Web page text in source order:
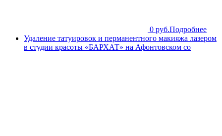
0 руб.Подробнее
Удаление татуировок и перманентного макияжа лазером
в студии красоты «БАРХАТ» на Афонтовском со